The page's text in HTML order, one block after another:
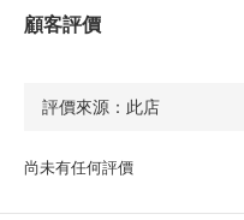
顧客評價
尚未有任何評價